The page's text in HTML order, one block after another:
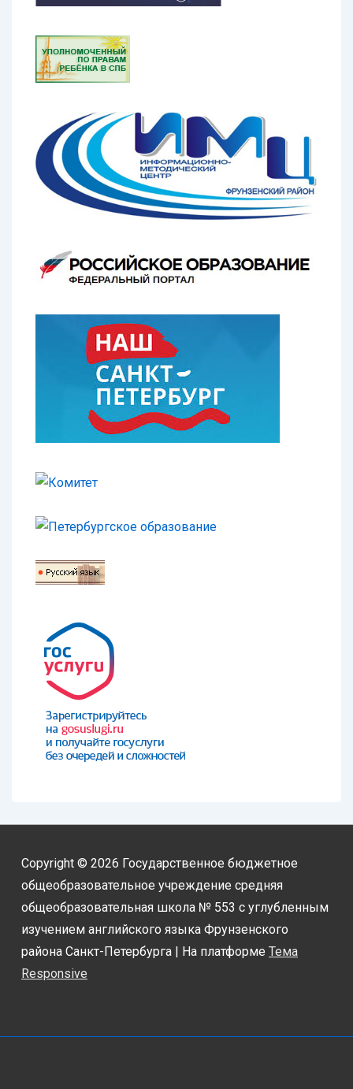
Copyright © 2026 Государственное бюджетное
общеобразовательное учреждение средняя
общеобразовательная школа № 553 с углубленным
изучением английского языка Фрунзенского
района Санкт-Петербурга | На платформе Тема
Responsive